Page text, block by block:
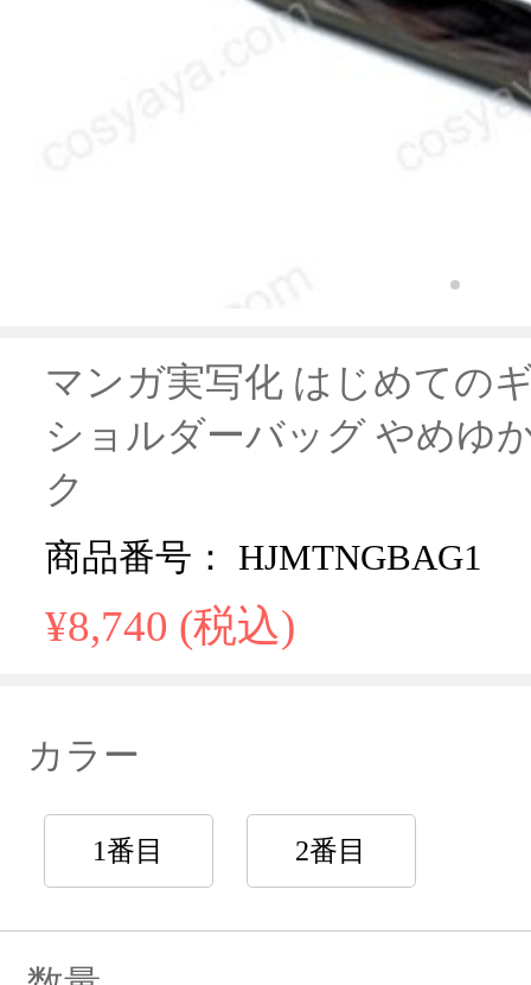
マンガ実写化 はじめての
ショルダーバッグ やめゆ
ク
商品番号： HJMTNGBAG1
¥8,740 (税込)
カラー
1番目 2番目